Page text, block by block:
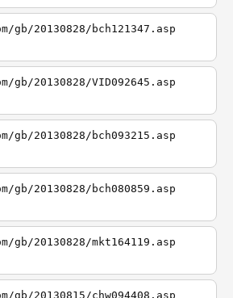
20130828/bch121347.asp
20130828/VID092645.asp
20130828/bch093215.asp
20130828/bch080859.asp
20130828/mkt164119.asp
20130815/chw094408.asp